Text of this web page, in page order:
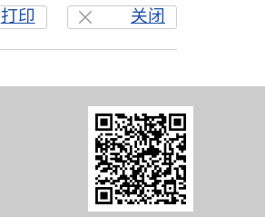
关闭
打印